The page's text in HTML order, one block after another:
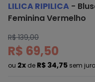
LILICA RIPILICA -
Feminina Vermelho
R$ 139,00
R$ 69,50
ou 2x de R$ 34,75 sem